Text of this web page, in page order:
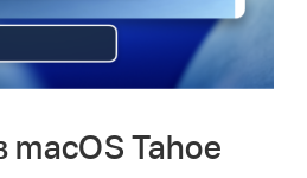
macOS Tahoe